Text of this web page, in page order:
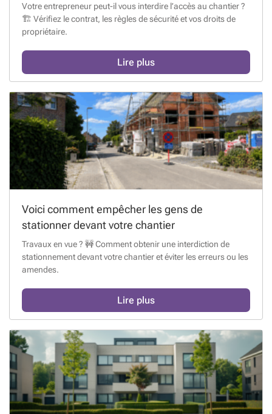
Votre entrepreneur peut-il vous interdire l’accès au chantier ?
🏗️ Vérifiez le contrat, les règles de sécurité et vos droits de
propriétaire.
Lire plus
Voici comment empêcher les gens de
stationner devant votre chantier
Travaux en vue ? 🚧 Comment obtenir une interdiction de
stationnement devant votre chantier et éviter les erreurs ou les
amendes.
Lire plus